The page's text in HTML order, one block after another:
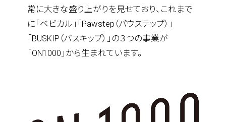
常に大きな盛り上がりを見せており、これまで
に「ベビカル」「Pawstep（パウステップ）」
「BUSKIP（バスキップ）」の３つの事業が
「ON1000」から生まれています。